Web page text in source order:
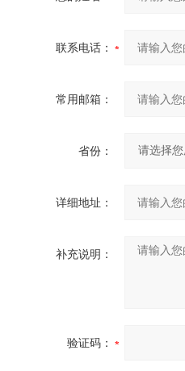
联系电话：
常用邮箱：
省份：
详细地址：
补充说明：
验证码：